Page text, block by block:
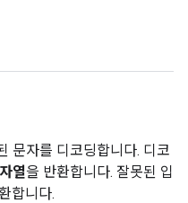
문자를 디코딩합니다. 디코
열을 반환합니다. 잘못된 입
합니다.